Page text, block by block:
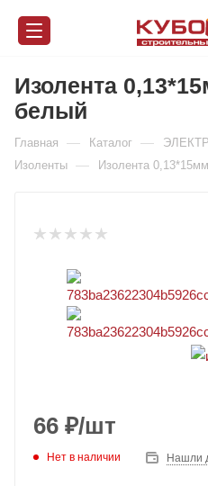
Изолента
белый
Главная — Каталог —
Изоленты — Изолента
66 ₽/шт
Нет в наличии Нашли